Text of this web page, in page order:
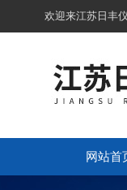
欢迎来江苏日丰
网站首